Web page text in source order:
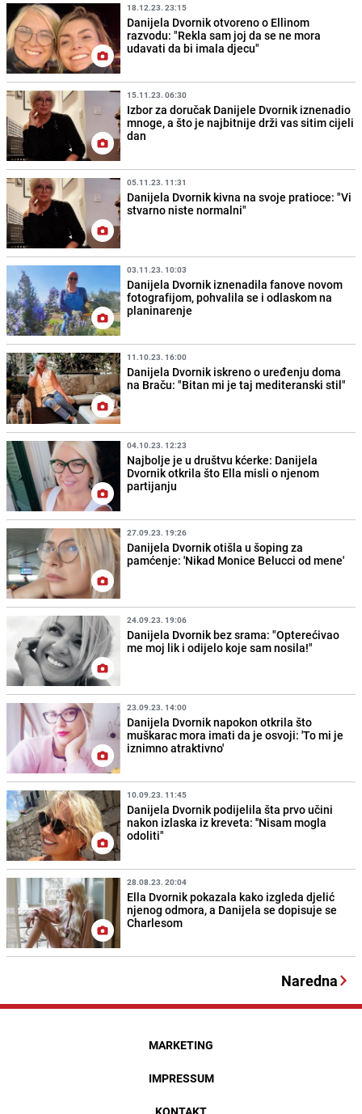
18.12.23. 23:15
Danijela Dvornik otvoreno o Ellinom
razvodu: "Rekla sam joj da se ne mora
udavati da bi imala djecu"
15.11.23. 06:30
Izbor za doručak Danijele Dvornik iznenadio
mnoge, a što je najbitnije drži vas sitim cijeli
dan
05.11.23. 11:31
Danijela Dvornik kivna na svoje pratioce: "Vi
stvarno niste normalni"
03.11.23. 10:03
Danijela Dvornik iznenadila fanove novom
fotografijom, pohvalila se i odlaskom na
planinarenje
11.10.23. 16:00
Danijela Dvornik iskreno o uređenju doma
na Braču: "Bitan mi je taj mediteranski stil"
04.10.23. 12:23
Najbolje je u društvu kćerke: Danijela
Dvornik otkrila što Ella misli o njenom
partijanju
27.09.23. 19:26
Danijela Dvornik otišla u šoping za
pamćenje: 'Nikad Monice Belucci od mene'
24.09.23. 19:06
Danijela Dvornik bez srama: "Opterećivao
me moj lik i odijelo koje sam nosila!"
23.09.23. 14:00
Danijela Dvornik napokon otkrila što
muškarac mora imati da je osvoji: 'To mi je
iznimno atraktivno'
10.09.23. 11:45
Danijela Dvornik podijelila šta prvo učini
nakon izlaska iz kreveta: ''Nisam mogla
odoliti"
28.08.23. 20:04
Ella Dvornik pokazala kako izgleda djelić
njenog odmora, a Danijela se dopisuje se
Charlesom
Naredna
MARKETING
IMPRESSUM